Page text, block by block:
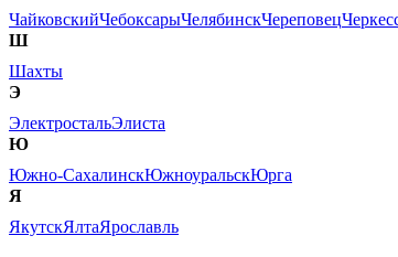
ЧайковскийЧебоксарыЧелябинскЧереповец
Ш
Шахты
Э
ЭлектростальЭлиста
Ю
Южно-СахалинскЮжноуральскЮрга
Я
ЯкутскЯлтаЯрославль